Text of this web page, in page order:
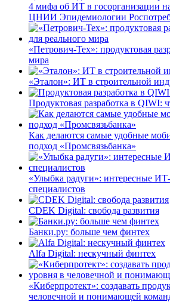
4 мифа об ИТ в госорганизации
ЦНИИ Эпидемиологии
«Петрович-Тех»: продуктовая
мира
«Эталон»: ИТ в строительной
Продуктовая разработка в QIWI:
Как делаются самые удобные
подход «Промсвязьбанка»
«Улыбка радуги»: интересные ИТ-
специалистов
CDEK Digital: свобода развития
Банки.ру: больше чем финтех
Alfa Digital: нескучный финтех
«Киберпротект»: создавать
человечной и понимающей